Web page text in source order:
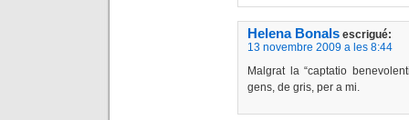
Helena Bonals escrigué:
13 novembre 2009 a les 8:44
Malgrat la “captatio
gens, de gris, per a mi.